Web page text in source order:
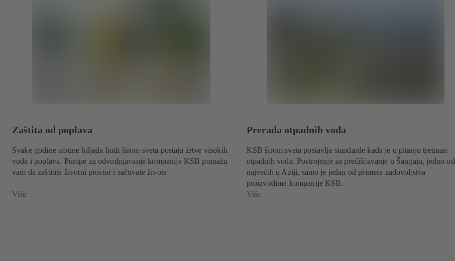
Zaštita od poplava
Svake godine stotine hiljada ljudi širom sveta postaju žrtve visokih
voda i poplava. Pumpe za odvodnjavanje kompanije KSB pomažu
vam da zaštitite životni prostor i sačuvate živote
Više
Prerada otpadnih voda
KSB širom sveta postavlja standarde kada je u pitanju tretman
otpadnih voda. Postrojenje za prečišćavanje u Šangaju, jedno od
najvećih u Aziji, samo je jedan od primera zadovoljstva
proizvodima kompanije KSB.
Više